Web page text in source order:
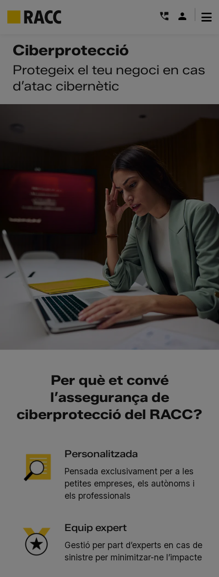
content
Ciberprotecció
Protegeix el teu negoci en cas
d’atac cibernètic
Per què et convé
l’assegurança de
ciberprotecció del RACC?
Personalitzada
Pensada exclusivament per a les
petites empreses, els autònoms i
els professionals
Equip expert
Gestió per part d’experts en cas de
sinistre per minimitzar-ne l’impacte